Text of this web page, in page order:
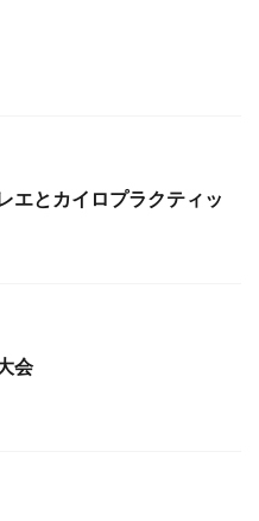
エとカイロプラクティッ
会